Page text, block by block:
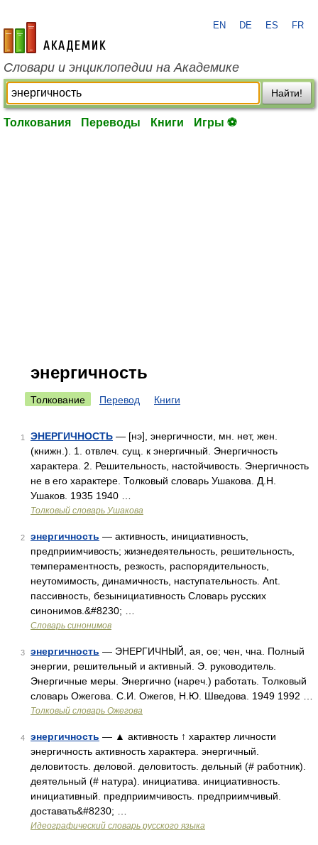
academic.ru
EN DE ES FR
Словари и энциклопедии на Академике
Найти!
Толкования Переводы Книги Игры ⚽
энергичность
Толкование Перевод Книги
1 ЭНЕРГИЧНОСТЬ — [нэ], энергичности, мн. нет, жен.
(книжн.). 1. отвлеч. сущ. к энергичный. Энергичность
характера. 2. Решительность, настойчивость. Энергичность
не в его характере. Толковый словарь Ушакова. Д.Н.
Ушаков. 1935 1940 …
Толковый словарь Ушакова
2 энергичность — активность, инициативность,
предприимчивость; жизнедеятельность, решительность,
темпераментность, резкость, распорядительность,
неутомимость, динамичность, наступательность. Ant.
пассивность, безынициативность Словарь русских
синонимов.&#8230; …
Словарь синонимов
3 энергичность — ЭНЕРГИЧНЫЙ, ая, ое; чен, чна. Полный
энергии, решительный и активный. Э. руководитель.
Энергичные меры. Энергично (нареч.) работать. Толковый
словарь Ожегова. С.И. Ожегов, Н.Ю. Шведова. 1949 1992 …
Толковый словарь Ожегова
4 энергичность — ▲ активность ↑ характер личности
энергичность активность характера. энергичный.
деловитость. деловой. деловитость. дельный (# работник).
деятельный (# натура). инициатива. инициативность.
инициативный. предприимчивость. предприимчивый.
доставать&#8230; …
Идеографический словарь русского языка